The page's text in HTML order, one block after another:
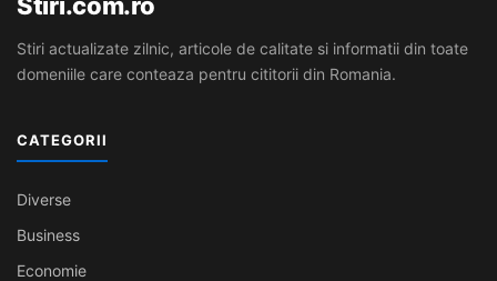
Stiri actualizate zilnic, articole de calitate si informatii din toate
domeniile care conteaza pentru cititorii din Romania.
CATEGORII
Diverse
Business
Economie